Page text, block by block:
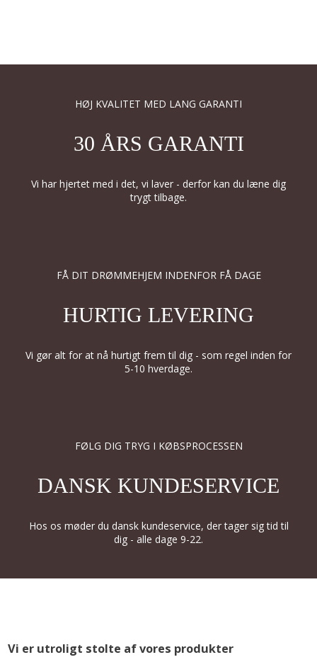
HØJ KVALITET MED LANG GARANTI
30 ÅRS GARANTI
Vi har hjertet med i det, vi laver - derfor kan du læne dig
trygt tilbage.
FÅ DIT DRØMMEHJEM INDENFOR FÅ DAGE
HURTIG LEVERING
Vi gør alt for at nå hurtigt frem til dig - som regel inden for
5-10 hverdage.
FØLG DIG TRYG I KØBSPROCESSEN
DANSK KUNDESERVICE
Hos os møder du dansk kundeservice, der tager sig tid til
dig - alle dage 9-22.
Vi er utroligt stolte af vores produkter